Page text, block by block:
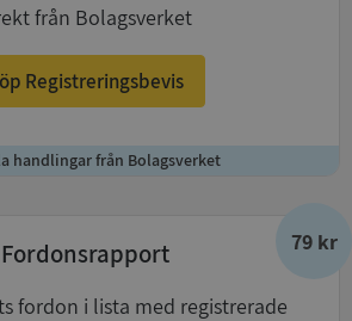
från Bolagsverket
Registreringsbevis
handlingar från Bolagsverket
79 kr
Fordonsrapport
fordon i lista med registrerade